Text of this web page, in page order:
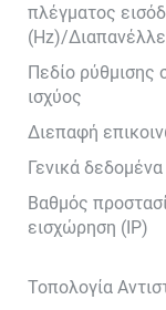
πλέγματος
(Hz)/
Πεδίο ρύθμισης
ισχύος
Διεπαφή
Γενικά δεδομένα
Βαθμός
εισχώρηση (IP)
Τοπολογία